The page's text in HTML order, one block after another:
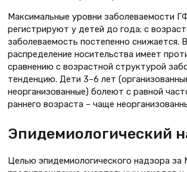
Максимальные уровни заболеваемости
регистрируют у детей до года; с
заболеваемость постепенно снижается.
распределение носительства имеет
сравнению с возрастной структурой
тенденцию. Дети 3–6 лет
неорганизованные) болеют с равной
раннего возраста – чаще
Эпидемиологический
Целью эпидемиологического надзора за